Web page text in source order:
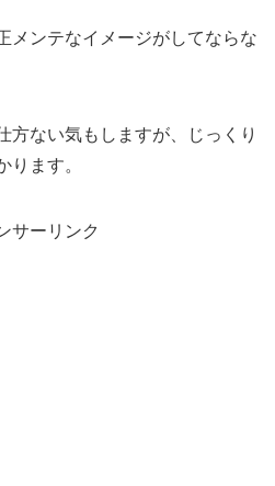
メンテなイメージがしてならな
方ない気もしますが、じっくり
ります。
サーリンク